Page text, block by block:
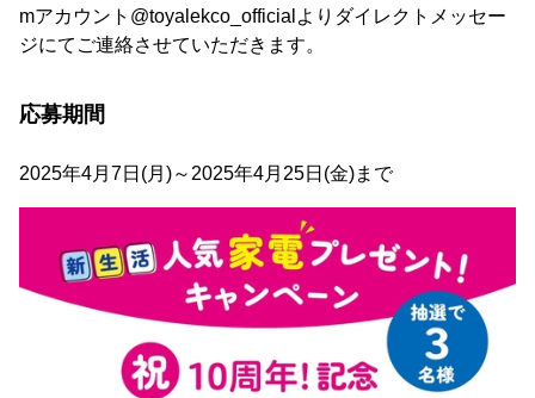
mアカウント@toyalekco_officialよりダイレクトメッセー
ジにてご連絡させていただきます。
応募期間
2025年4月7日(月)～2025年4月25日(金)まで